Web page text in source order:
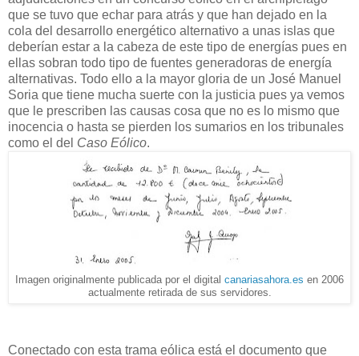
que se tuvo que echar para atrás y que han dejado en la
cola del desarrollo energético alternativo a unas islas que
deberían estar a la cabeza de este tipo de energías pues en
ellas sobran todo tipo de fuentes generadoras de energía
alternativas. Todo ello a la mayor gloria de un José Manuel
Soria que tiene mucha suerte con la justicia pues ya vemos
que le prescriben las causas cosa que no es lo mismo que
inocencia o hasta se pierden los sumarios en los tribunales
como el del Caso Eólico.
Imagen originalmente publicada por el digital canariasahora.es en 2006
actualmente retirada de sus servidores.
Conectado con esta trama eólica está el documento que